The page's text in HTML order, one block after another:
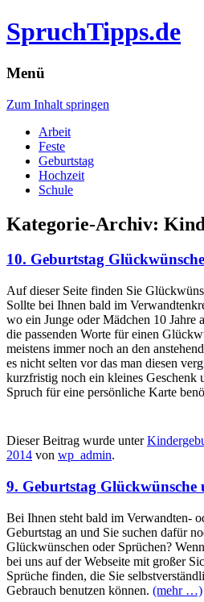
SpruchTipps.de
Menü
Zum Inhalt springen
Arbeit
Feste
Geburtstag
Hochzeit
Schule
Kategorie-Archiv:
10. Geburtstag
Auf dieser Seite finden Sie
Sollte bei Ihnen bald im
wo ein Junge oder Mädchen 10 Jahre
die passenden Worte für einen
meistens immer noch an den
es nicht selten vor das man diesen
kurzfristig noch ein kleines Geschenk
Spruch für eine persönliche Karte
Dieser Beitrag wurde unter
2014 von wp_admin.
9. Geburtstag Glückwünsche
Bei Ihnen steht bald im Verwandten-
Geburtstag an und Sie suchen dafür
Glückwünschen oder Sprüchen?
bei uns auf der Webseite mit großer
Sprüche finden, die Sie
Gebrauch benutzen können. (mehr …)